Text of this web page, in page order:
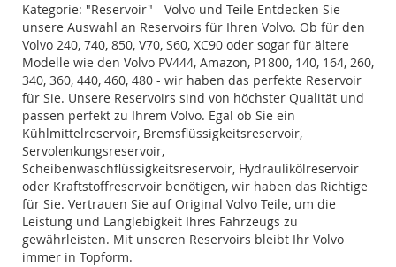
Kategorie: "Reservoir" - Volvo und Teile Entdecken Sie
unsere Auswahl an Reservoirs für Ihren Volvo. Ob für den
Volvo 240, 740, 850, V70, S60, XC90 oder sogar für ältere
Modelle wie den Volvo PV444, Amazon, P1800, 140, 164, 260,
340, 360, 440, 460, 480 - wir haben das perfekte Reservoir
für Sie. Unsere Reservoirs sind von höchster Qualität und
passen perfekt zu Ihrem Volvo. Egal ob Sie ein
Kühlmittelreservoir, Bremsflüssigkeitsreservoir,
Servolenkungsreservoir,
Scheibenwaschflüssigkeitsreservoir, Hydraulikölreservoir
oder Kraftstoffreservoir benötigen, wir haben das Richtige
für Sie. Vertrauen Sie auf Original Volvo Teile, um die
Leistung und Langlebigkeit Ihres Fahrzeugs zu
gewährleisten. Mit unseren Reservoirs bleibt Ihr Volvo
immer in Topform.